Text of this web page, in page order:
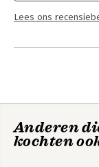
Lees ons
Anderen
kochten